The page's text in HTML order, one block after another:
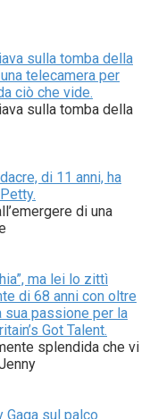
sulla tomba della
telecamera per
ciò che vide.
sulla tomba della
di 11 anni, ha
di una
ma lei lo zittì
di 68 anni con oltre
sua passione per la
Got Talent.
splendida che vi
Gaga sul palco